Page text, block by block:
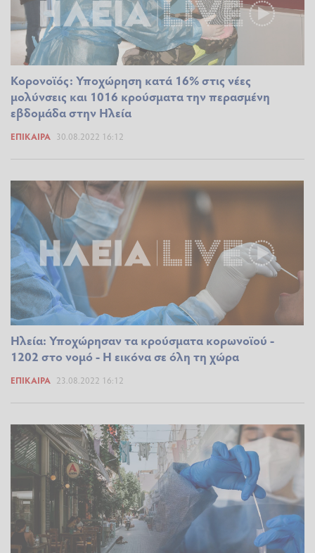
Κορονοϊός: Υποχώρηση κατά 16% στις νέες
μολύνσεις και 1016 κρούσματα την περασμένη
εβδομάδα στην Ηλεία
ΕΠΊΚΑΙΡΑ 30.08.2022 16:12
Ηλεία: Υποχώρησαν τα κρούσματα κορωνοϊού -
1202 στο νομό - Η εικόνα σε όλη τη χώρα
ΕΠΊΚΑΙΡΑ 23.08.2022 16:12